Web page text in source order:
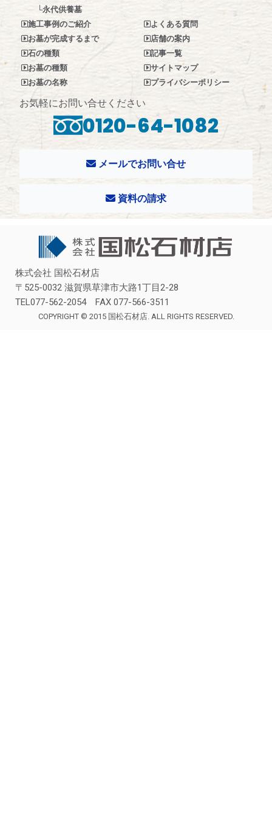
└永代供養墓
施工事例のご紹介
お墓が完成するまで
石の種類
お墓の種類
お墓の名称
よくある質問
店舗の案内
記事一覧
サイトマップ
プライバシーポリシー
お気軽にお問い合せください
0120-64-1082​
メールでお問い合せ
資料の請求
株式会社 国松石材店
〒525-0032 滋賀県草津市大路1丁目2-28
TEL077-562-2054 FAX 077-566-3511
COPYRIGHT © 2015 国松石材店. ALL RIGHTS RESERVED.